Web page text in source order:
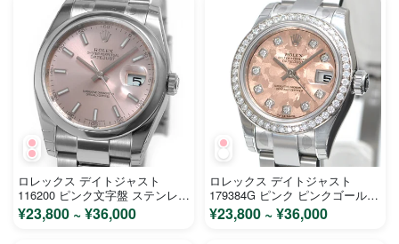
ロレックス デイトジャスト
116200 ピンク文字盤 ステンレス
メンズ 時計 コピー
¥23,800 ~ ¥36,000
ロレックス デイトジャスト
179384G ピンク ピンクゴールド
クリスタル文字盤 ステンレス ホ
ワイトゴールド レディース 時計
¥23,800 ~ ¥36,000